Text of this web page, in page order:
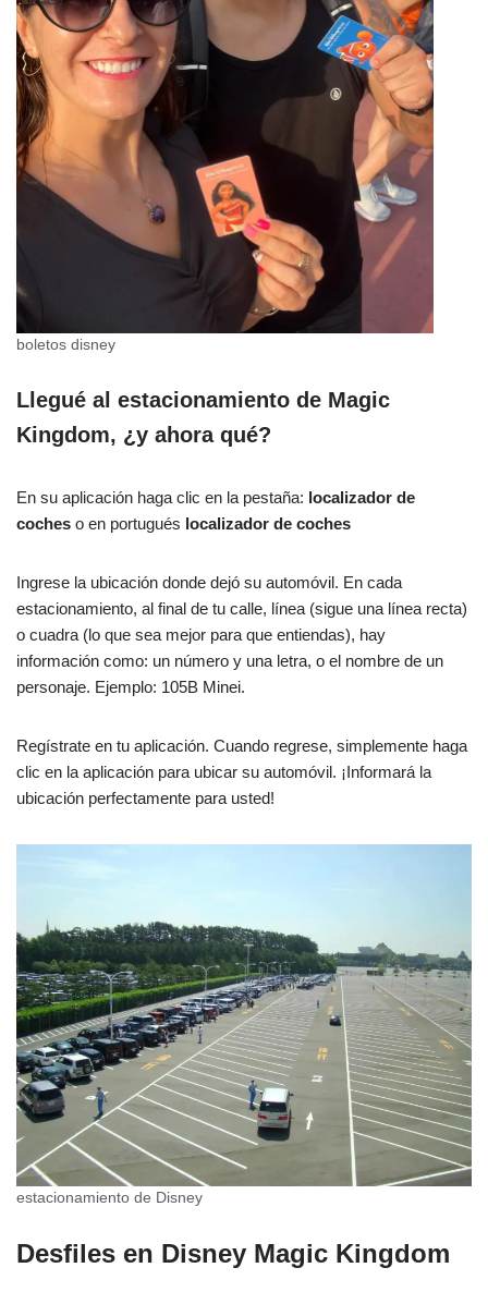
boletos disney
Llegué al estacionamiento de Magic
Kingdom, ¿y ahora qué?
En su aplicación haga clic en la pestaña: localizador de
coches o en portugués localizador de coches
Ingrese la ubicación donde dejó su automóvil. En cada
estacionamiento, al final de tu calle, línea (sigue una línea recta)
o cuadra (lo que sea mejor para que entiendas), hay
información como: un número y una letra, o el nombre de un
personaje. Ejemplo: 105B Minei.
Regístrate en tu aplicación. Cuando regrese, simplemente haga
clic en la aplicación para ubicar su automóvil. ¡Informará la
ubicación perfectamente para usted!
estacionamiento de Disney
Desfiles en Disney Magic Kingdom